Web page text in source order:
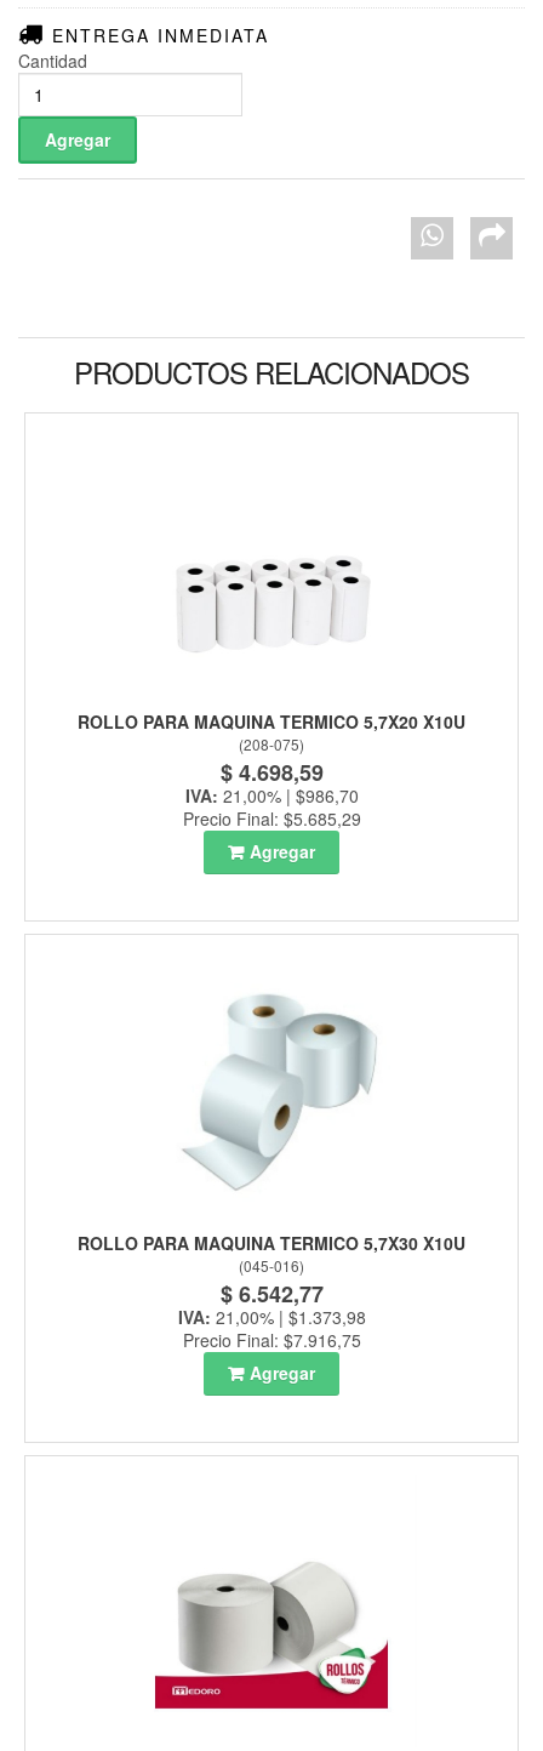
ENTREGA INMEDIATA
Cantidad
PRODUCTOS RELACIONADOS
ROLLO PARA MAQUINA TERMICO 5,7X20 X10U
(208-075)
$ 4.698,59
IVA: 21,00% | $986,70
Precio Final: $5.685,29
Agregar
ROLLO PARA MAQUINA TERMICO 5,7X30 X10U
(045-016)
$ 6.542,77
IVA: 21,00% | $1.373,98
Precio Final: $7.916,75
Agregar